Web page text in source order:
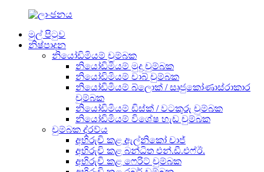
මුල් පිටුව
නිෂ්පාදන
නියෝඩිමියම් චුම්බක
නියෝඩිමියම් මුදු චුම්බක
නියෝඩිමියම් චාබ් චුම්බක
නියෝඩිමියම් බ්ලොක් / සෘජුකෝණාස්රාකාර
චුම්බක
නියෝඩිමියම් ඩිස්ක් / වටකුරු චුම්බක
නියෝඩිමියම් විශේෂ හැඩ චුම්බක
චුම්බක ද්රව්ය
අභිරුචි කළ ඇල්නිකෝ චාජ්
අභිරුචි කළ බන්ධිත එන්.ඩී.එෆ්ඊ.
අභිරුචි කළ ෆෙරිට් චුම්බක